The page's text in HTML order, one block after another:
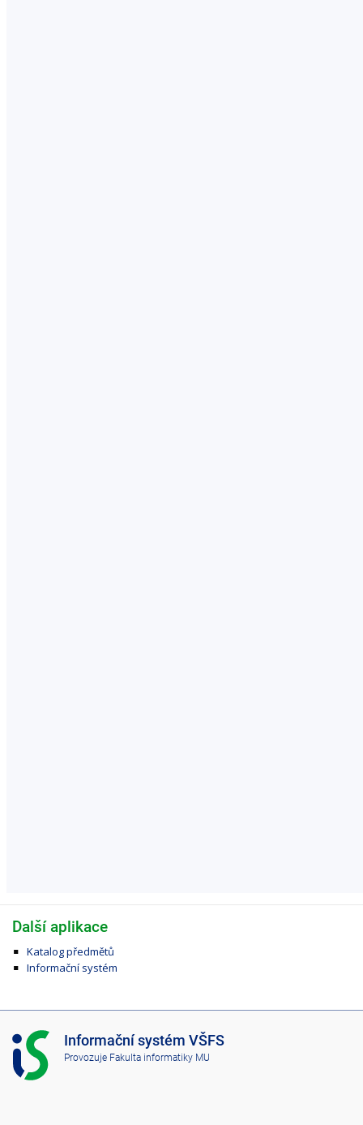
Další aplikace
Katalog předmětů
Informační systém
I
S
V
Informační systém VŠFS
Provozuje Fakulta informatiky MU